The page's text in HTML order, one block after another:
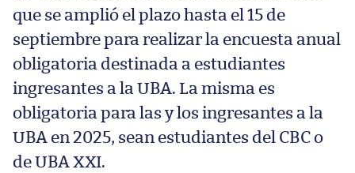
que se amplió el plazo hasta el 15 de
septiembre para realizar la encuesta anual
obligatoria destinada a estudiantes
ingresantes a la UBA. La misma es
obligatoria para las y los ingresantes a la
UBA en 2025, sean estudiantes del CBC o
de UBA XXI.